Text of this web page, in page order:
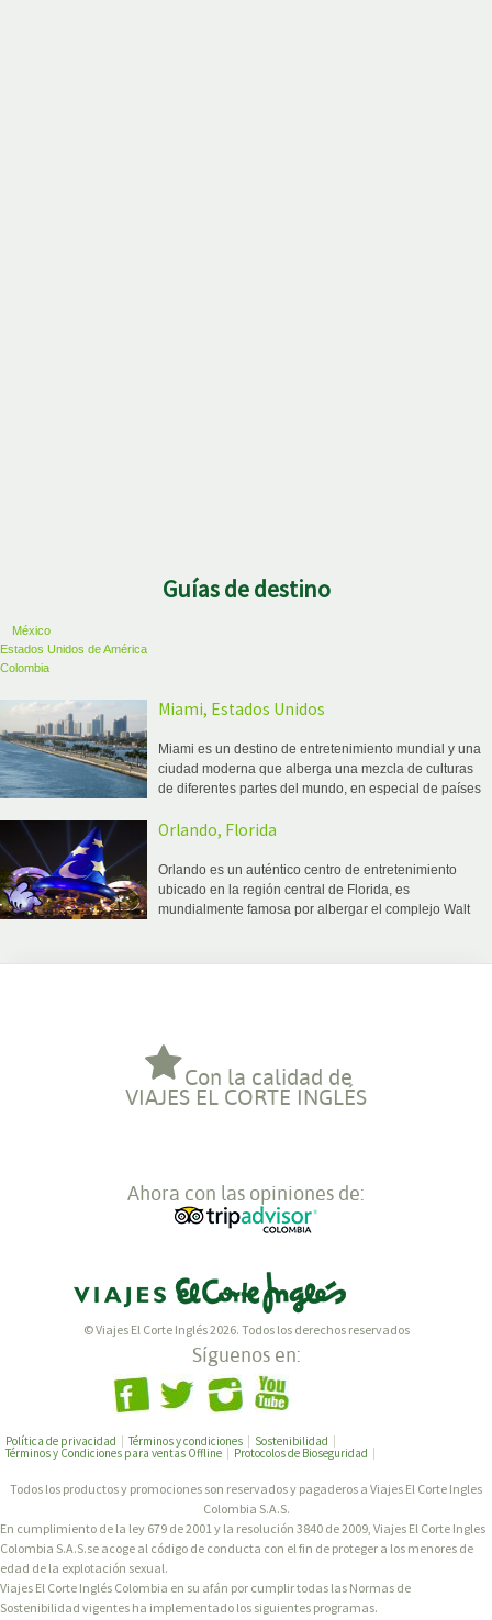
Guías de destino
México
Estados Unidos de América
Colombia
Miami, Estados Unidos
Miami es un destino de entretenimiento mundial y una
ciudad moderna que alberga una mezcla de culturas
de diferentes partes del mundo, en especial de países
divertido
Orlando, Florida
Orlando es un auténtico centro de entretenimiento
ubicado en la región central de Florida, es
mundialmente famosa por albergar el complejo Walt
Con la calidad de
VIAJES EL CORTE INGLÉS
Ahora con las opiniones de:
© Viajes El Corte Inglés 2026. Todos los derechos reservados
Síguenos en:
Política de privacidad Términos y condiciones Sostenibilidad
Términos y Condiciones para ventas Offline Protocolos de Bioseguridad
Todos los productos y promociones son reservados y pagaderos a Viajes El Corte Ingles
Colombia S.A.S.
En cumplimiento de la ley 679 de 2001 y la resolución 3840 de 2009, Viajes El Corte Ingles
Colombia S.A.S.se acoge al código de conducta con el fin de proteger a los menores de
edad de la explotación sexual.
Viajes El Corte Inglés Colombia en su afán por cumplir todas las Normas de
Sostenibilidad vigentes ha implementado los siguientes programas.